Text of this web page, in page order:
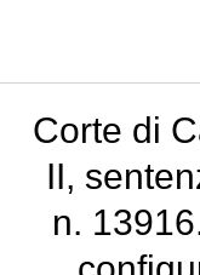
Corte di
II,
n.